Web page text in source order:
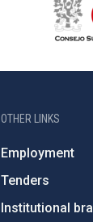
OTHER LINKS
Employment
Tenders
Institutional